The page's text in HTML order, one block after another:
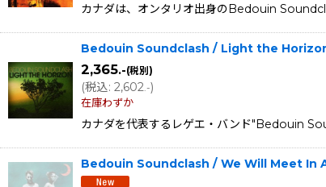
カナダは、オンタリオ出身のBedouin
Bedouin Soundclash / Light the
2,365.-(税別)
(税込: 2,602.-)
在庫わずか
カナダを代表するレゲエ・バンド"Bedouin
Bedouin Soundclash / We Will Meet In